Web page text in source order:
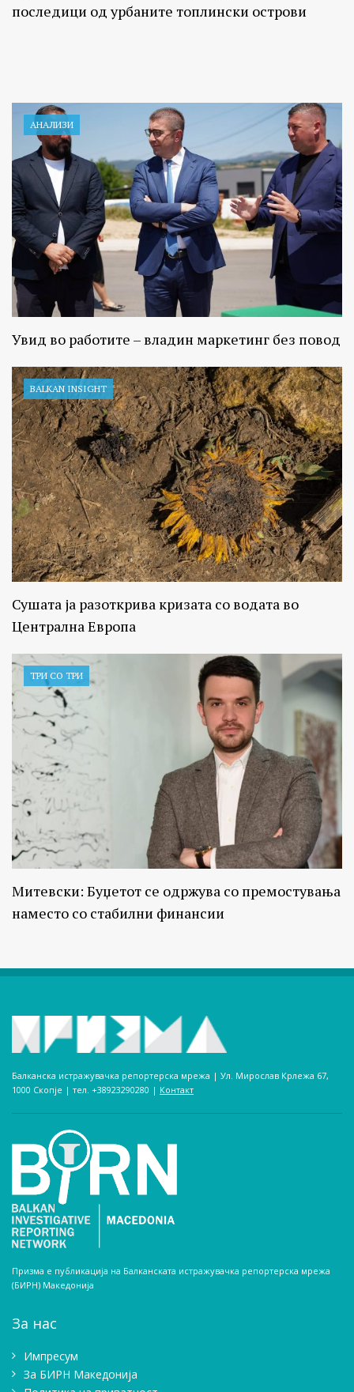
последици од урбаните топлински острови
АНАЛИЗИ
Увид во работите – владин маркетинг без повод
BALKAN INSIGHT
Сушата ја разоткрива кризата со водата во
Централна Европа
ТРИ СО ТРИ
Митевски: Буџетот се одржува со премостувања
наместо со стабилни финансии
Балканска истражувачка репортерска мрежа | Ул. Мирослав Крлежа 67,
1000 Скопје | тел. +38923290280­ | Контакт
Призма е публикација на Балканската истражувачка репортерска мрежа
(БИРН) Македонија
За нас
Импресум
Зa БИРН Македонија